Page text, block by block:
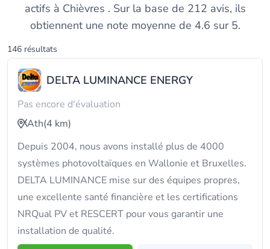
actifs à Chièvres . Sur la base de 212 avis, ils
obtiennent une note moyenne de 4.6 sur 5.
146 résultats
DELTA LUMINANCE ENERGY
Pas encore d'évaluation
Ath(4 km)
Depuis 2004, nous avons installé plus de 4000
systèmes photovoltaïques en Wallonie et Bruxelles.
DELTA LUMINANCE mise sur des équipes propres,
une excellente santé financière et les certifications
NRQual PV et RESCERT pour vous garantir une
installation de qualité.